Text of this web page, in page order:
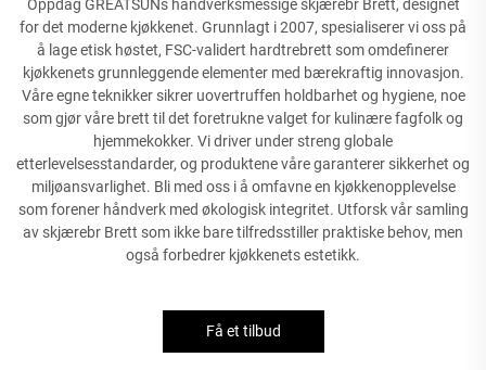
Oppdag GREATSUNs håndverksmessige skjærebr Brett, designet
for det moderne kjøkkenet. Grunnlagt i 2007, spesialiserer vi oss på
å lage etisk høstet, FSC-validert hardtrebrett som omdefinerer
kjøkkenets grunnleggende elementer med bærekraftig innovasjon.
Våre egne teknikker sikrer uovertruffen holdbarhet og hygiene, noe
som gjør våre brett til det foretrukne valget for kulinære fagfolk og
hjemmekokker. Vi driver under streng globale
etterlevelsesstandarder, og produktene våre garanterer sikkerhet og
miljøansvarlighet. Bli med oss i å omfavne en kjøkkenopplevelse
som forener håndverk med økologisk integritet. Utforsk vår samling
av skjærebr Brett som ikke bare tilfredsstiller praktiske behov, men
også forbedrer kjøkkenets estetikk.
Få et tilbud